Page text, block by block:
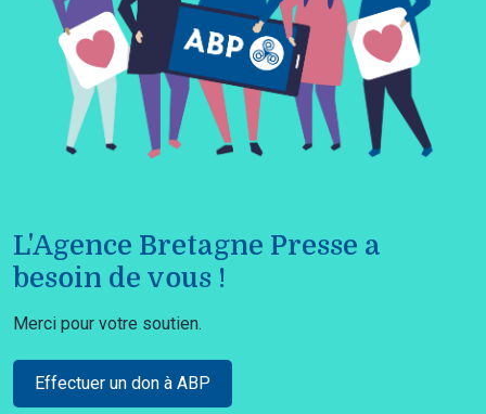
L'Agence Bretagne Presse a
besoin de vous !
Merci pour votre soutien.
Effectuer un don à ABP